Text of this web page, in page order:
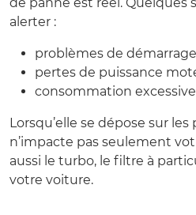
alerter :
problèmes de
pertes de puissance
consommation
Lorsqu’elle se dépose sur les
n’impacte pas seulement
aussi le turbo, le filtre à
votre voiture.